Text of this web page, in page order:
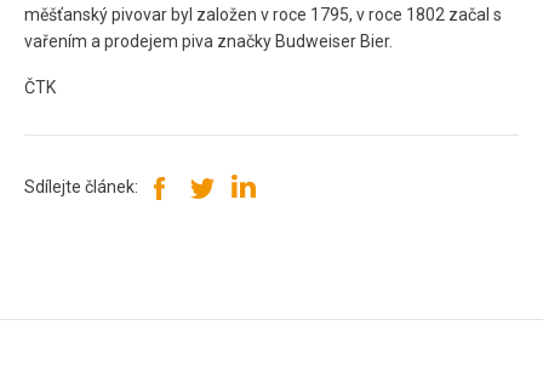
měšťanský pivovar byl založen v roce 1795, v roce 1802 začal s
vařením a prodejem piva značky Budweiser Bier.
ČTK
Sdílejte článek: